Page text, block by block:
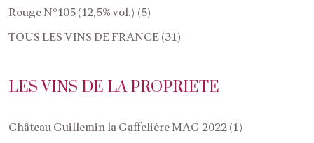
Rouge N°105 (12,5% vol.) (5)
TOUS LES VINS DE FRANCE (31)
LES VINS DE LA PROPRIETE
Château Guillemin la Gaffelière MAG 2022 (1)